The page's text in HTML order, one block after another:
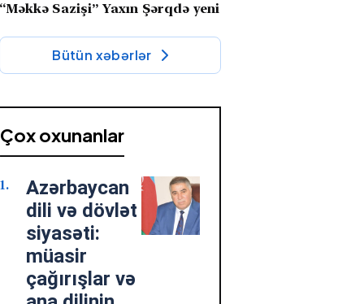
“Məkkə Sazişi” Yaxın Şərqdə yeni
narahatdır?
"Qaçaq Süleyman" romanı tarixi-
kimi
Cəmiyyət - 10:34
Fazil Mustafadan hadisə kimi
MÜSAHİBƏ: “Onlar səadəti
Mehdinin zühurunda axtarır”
Cəmiyyət - 07 Avqust 2026 18:45
Bütün xəbərlər
Çox oxunanlar
Azərbaycan
dili və dövlət
siyasəti:
müasir
çağırışlar və